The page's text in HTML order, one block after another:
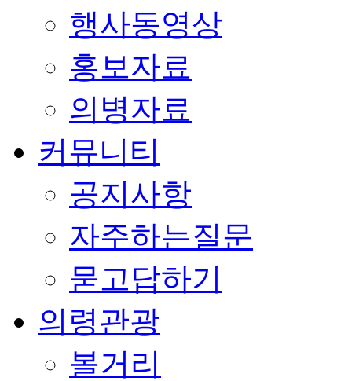
행사동영상
홍보자료
의병자료
커뮤니티
공지사항
자주하는질문
묻고답하기
의령관광
볼거리